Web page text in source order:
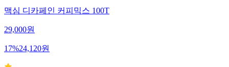
맥심 디카페인 커피믹스 100T
29,000원
17%24,120원